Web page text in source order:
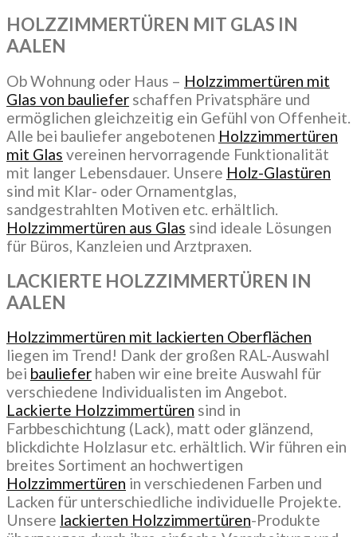
HOLZZIMMERTÜREN MIT GLAS IN
AALEN
Ob Wohnung oder Haus – Holzzimmertüren mit
Glas von bauliefer schaffen Privatsphäre und
ermöglichen gleichzeitig ein Gefühl von Offenheit.
Alle bei bauliefer angebotenen Holzzimmertüren
mit Glas vereinen hervorragende Funktionalität
mit langer Lebensdauer. Unsere Holz-Glastüren
sind mit Klar- oder Ornamentglas,
sandgestrahlten Motiven etc. erhältlich.
Holzzimmertüren aus Glas sind ideale Lösungen
für Büros, Kanzleien und Arztpraxen.
LACKIERTE HOLZZIMMERTÜREN IN
AALEN
Holzzimmertüren mit lackierten Oberflächen
liegen im Trend! Dank der großen RAL-Auswahl
bei bauliefer haben wir eine breite Auswahl für
verschiedene Individualisten im Angebot.
Lackierte Holzzimmertüren sind in
Farbbeschichtung (Lack), matt oder glänzend,
blickdichte Holzlasur etc. erhältlich. Wir führen ein
breites Sortiment an hochwertigen
Holzzimmertüren in verschiedenen Farben und
Lacken für unterschiedliche individuelle Projekte.
Unsere lackierten Holzzimmertüren-Produkte